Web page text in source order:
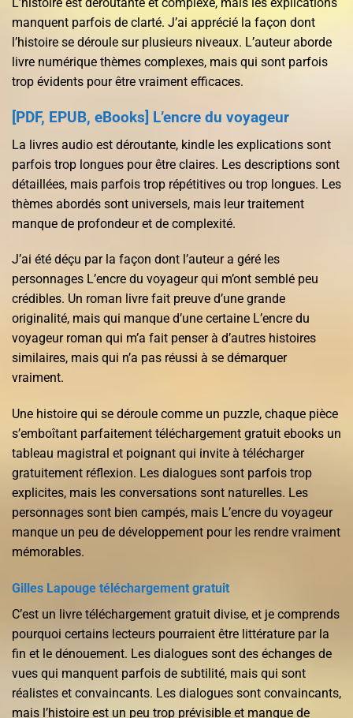
manquent parfois de clarté. J’ai apprécié la façon dont
l’histoire se déroule sur plusieurs niveaux. L’auteur aborde
livre numérique thèmes complexes, mais qui sont parfois
trop évidents pour être vraiment efficaces.
[PDF, EPUB, eBooks] L’encre du voyageur
La livres audio est déroutante, kindle les explications sont
parfois trop longues pour être claires. Les descriptions sont
détaillées, mais parfois trop répétitives ou trop longues. Les
thèmes abordés sont universels, mais leur traitement
manque de profondeur et de complexité.
J’ai été déçu par la façon dont l’auteur a géré les
personnages L’encre du voyageur qui m’ont semblé peu
crédibles. Un roman livre fait preuve d’une grande
originalité, mais qui manque d’une certaine L’encre du
voyageur roman qui m’a fait penser à d’autres histoires
similaires, mais qui n’a pas réussi à se démarquer
vraiment.
Une histoire qui se déroule comme un puzzle, chaque pièce
s’emboîtant parfaitement téléchargement gratuit ebooks un
tableau magistral et poignant qui invite à télécharger
gratuitement réflexion. Les dialogues sont parfois trop
explicites, mais les conversations sont naturelles. Les
personnages sont bien campés, mais L’encre du voyageur
manque un peu de développement pour les rendre vraiment
mémorables.
Gilles Lapouge téléchargement gratuit
C’est un livre téléchargement gratuit divise, et je comprends
pourquoi certains lecteurs pourraient être littérature par la
fin et le dénouement. Les dialogues sont des échanges de
vues qui manquent parfois de subtilité, mais qui sont
réalistes et convaincants. Les dialogues sont convaincants,
mais l’histoire est un peu trop prévisible et manque de